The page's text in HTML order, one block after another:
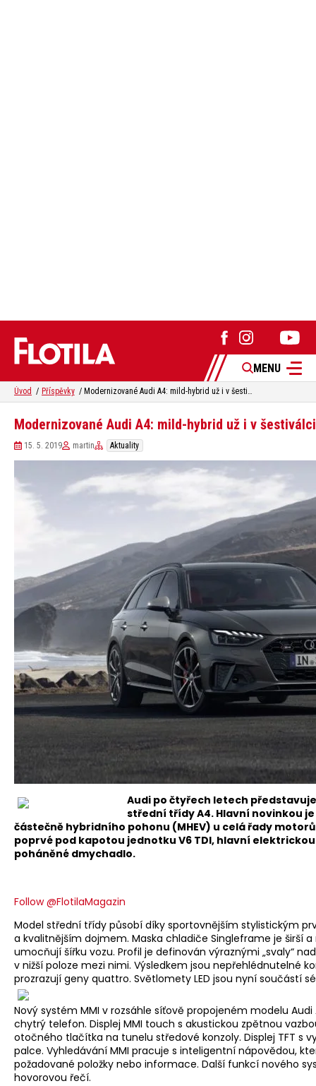
MENU
Úvod Příspěvky Modernizované Audi A4: mild-hybrid už i v šestiválci S4 TDI
Modernizované Audi A4: mild-hybrid už i v
15. 5. 2019 martin Aktuality
Audi po čtyřech letech
střední třídy A4. Hlavní novinkou
částečně hybridního pohonu (MHEV) u celá řady
poprvé pod kapotou jednotku V6 TDI, hlavní
poháněné dmychadlo.
Follow @FlotilaMagazin
Model střední třídy působí díky sportovnějším stylistickým
a kvalitnějším dojmem. Maska chladiče Singleframe je širší a
umocňují šířku vozu. Profil je definován výraznými „svaly“
v nižší poloze mezi nimi. Výsledkem jsou nepřehlédnutelné
prozrazují geny quattro. Světlomety LED jsou nyní součástí
Nový systém MMI v rozsáhle síťově propojeném modelu
chytrý telefon. Displej MMI touch s akustickou zpětnou
otočného tlačítka na tunelu středové konzoly. Displej TFT s
palce. Vyhledávání MMI pracuje s inteligentní nápovědou,
požadované položky nebo informace. Další funkcí nového
hovorovou řečí.